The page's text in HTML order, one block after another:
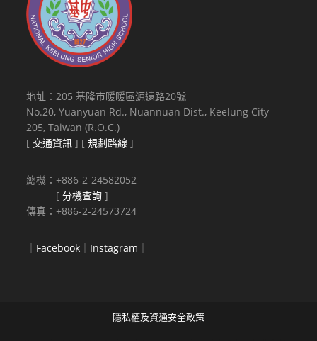
地址：205 基隆市暖暖區源遠路20號
No.20, Yuanyuan Rd., Nuannuan Dist., Keelung City
205, Taiwan (R.O.C.)
[ 交通資訊 ] [規劃路線 ]
總機：+886-2-24582052
[分機查詢 ]
傳真：+886-2-24573724
｜ Facebook ｜ Instagram ｜
隱私權及資通安全政策